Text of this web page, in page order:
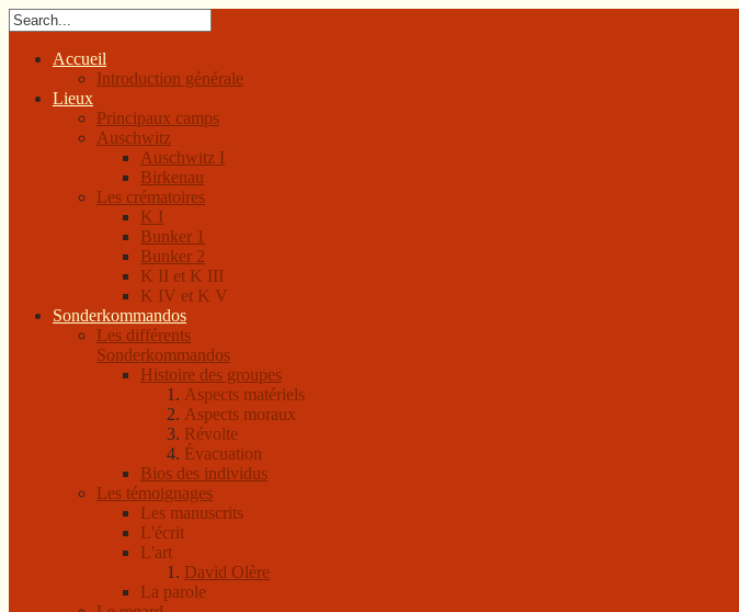
Accueil
Introduction générale
Lieux
Principaux camps
Auschwitz
Auschwitz I
Birkenau
Les crématoires
K I
Bunker 1
Bunker 2
K II et K III
K IV et K V
Sonderkommandos
Les différents
Sonderkommandos
Histoire des groupes
Aspects matériels
Aspects moraux
Révolte
Évacuation
Bios des individus
Les témoignages
Les manuscrits
L'écrit
L'art
David Olère
La parole